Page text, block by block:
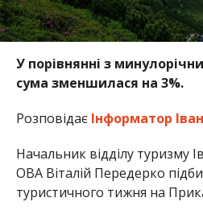
У порівнянні з
сума зменшилася на 3%.
Розповідає Інформатор
Начальник відділу туризму
ОВА Віталій Передерко
туристичного тижня на